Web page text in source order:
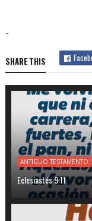
-
SHARE THIS
ANTIGUO TESTAMENTO
Eclesiastés 9:11